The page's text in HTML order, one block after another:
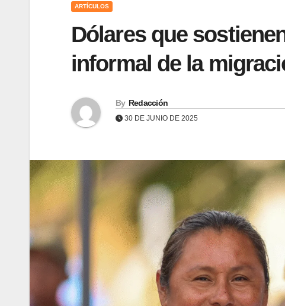
ARTÍCULOS
Dólares que
informal de la
By Redacción
30 DE JUNIO DE 2025